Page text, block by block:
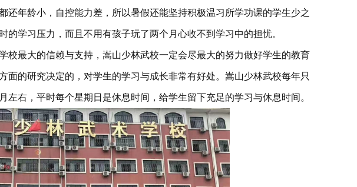
还年龄小，自控能力差，所以暑假还能坚持积极温习所学功课的学生少之
学习压力，而且不用有孩子玩了两个月心收不到学习中的担忧。
最大的信赖与支持，嵩山少林武校一定会尽最大的努力做好学生的教育
面的研究决定的，对学生的学习与成长非常有好处。嵩山少林武校每年只
右，平时每个星期日是休息时间，给学生留下充足的学习与休息时间。